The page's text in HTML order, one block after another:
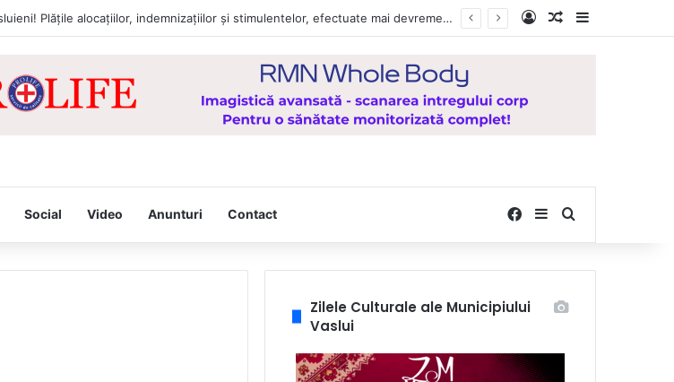
Vești bune pentru zeci de mii de vasluieni! Plățile alocațiilor, indemnizațiilor și stimulentelor, efectuate mai devreme în luna august 2026 Log InRandom Article
Social Video Anunturi Contact Facebook
SidebarSearch for
Zilele Culturale ale Municipiului
Vaslui